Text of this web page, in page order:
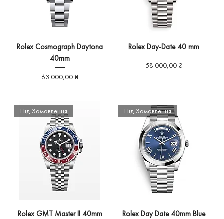
Rolex Cosmograph Daytona
40mm
Ціна
63 000,00 ₴
Rolex Day-Date 40 mm
Ціна
58 000,00 ₴
Під Замовлення
Rolex GMT Master II 40mm
Під Замовлення
Rolex Day Date 40mm Blue